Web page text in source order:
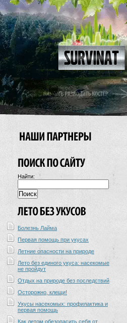
Найти:
Болезнь Лайма
Первая помощь при укусах
Летние опасности на природе
Лето без единого укуса: насекомые
не пройдут
Отдых на природе без последствий
Осторожно, клещи!
Укусы насекомых: профилактика и
первая помощь
Как летом обезопасить себя от